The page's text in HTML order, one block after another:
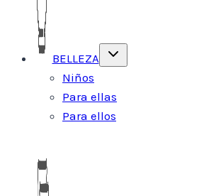
BELLEZA
Alternar
Niños
Para ellas
Para ellos